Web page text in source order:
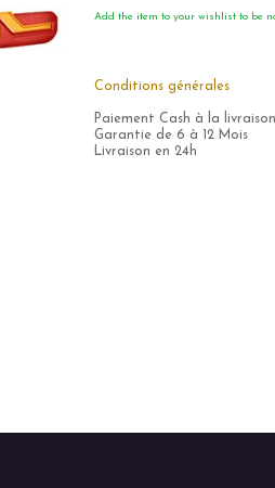
Add the item to your wishlist to be
Conditions générales
Paiement Cash à la
Garantie de 6 à 12 Mois
Livraison en 24h